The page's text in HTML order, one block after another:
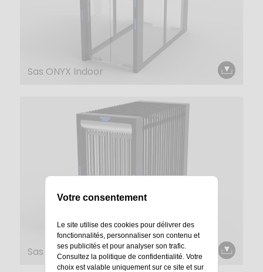
Sas ONYX Indoor
Sas ONYX Outdoor
Votre consentement
Le site utilise des cookies pour délivrer des
fonctionnalités, personnaliser son contenu et
ses publicités et pour analyser son trafic.
Consultez lapolitique de confidentialité . Votre
choix est valable uniquement sur ce site et sur